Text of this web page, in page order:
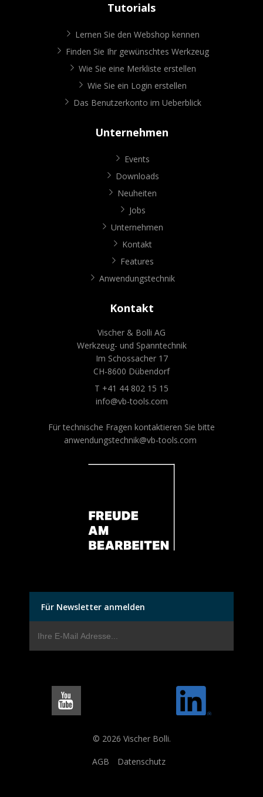
Tutorials
Lernen Sie den Webshop kennen
Finden Sie Ihr gewünschtes Werkzeug
Wie Sie eine Merkliste erstellen
Wie Sie ein Login erstellen
Das Benutzerkonto im Ueberblick
Unternehmen
Events
Downloads
Neuheiten
Jobs
Unternehmen
Kontakt
Features
Anwendungstechnik
Kontakt
Vischer & Bolli AG
Werkzeug- und Spanntechnik
Im Schossacher 17
CH-8600 Dübendorf
T +41 44 802 15 15
info@vb-tools.com
Für technische Fragen kontaktieren Sie bitte
anwendungstechnik@vb-tools.com
Für Newsletter anmelden
© 2026 Vischer Bolli.
AGB Datenschutz